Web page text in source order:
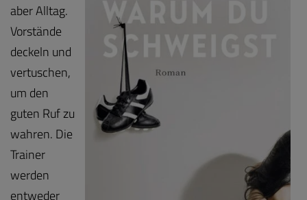
aber Alltag.
Vorstände
deckeln und
vertuschen,
um den
guten Ruf zu
wahren. Die
Trainer
werden
entweder